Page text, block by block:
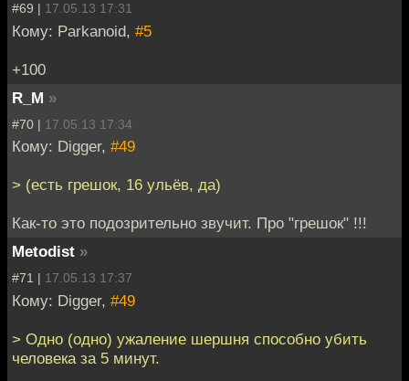
#69 | 17.05.13 17:31
Кому: Parkanoid, #5
+100
R_M »
#70 | 17.05.13 17:34
Кому: Digger, #49
> (есть грешок, 16 ульёв, да)
Как-то это подозрительно звучит. Про "грешок" !!!
Metodist »
#71 | 17.05.13 17:37
Кому: Digger, #49
> Одно (одно) ужаление шершня способно убить
человека за 5 минут.